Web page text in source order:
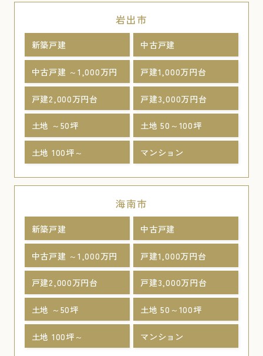
岩出市
新築戸建 中古戸建
中古戸建 ～1,000万円 戸建1,000万円台
戸建2,000万円台 戸建3,000万円台
土地 ～50坪 土地 50～100坪
土地 100坪～ マンション
海南市
新築戸建 中古戸建
中古戸建 ～1,000万円 戸建1,000万円台
戸建2,000万円台 戸建3,000万円台
土地 ～50坪 土地 50～100坪
土地 100坪～ マンション